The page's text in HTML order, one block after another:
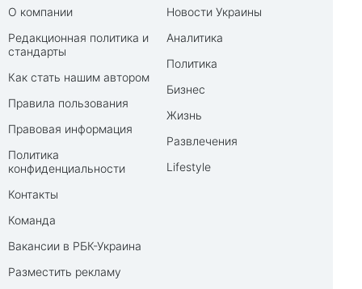
О компании
Редакционная политика и
стандарты
Как стать нашим автором
Правила пользования
Правовая информация
Политика
конфиденциальности
Контакты
Команда
Вакансии в РБК-Украина
Разместить рекламу
Новости Украины
Аналитика
Политика
Бизнес
Жизнь
Развлечения
Lifestyle